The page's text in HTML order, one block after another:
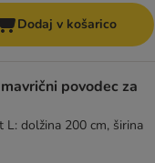
Dodaj v košarico
povodec za
L: dolžina 200 cm, širina